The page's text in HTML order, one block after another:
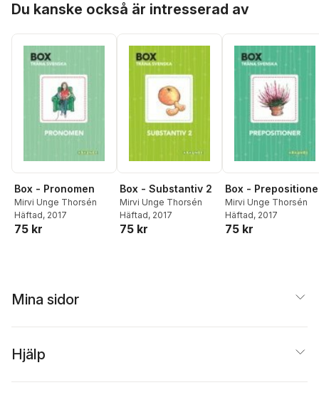
Du kanske också är intresserad av
Box - Pronomen
Mirvi Unge Thorsén
Häftad, 2017
75 kr
Box - Substantiv 2
Mirvi Unge Thorsén
Häftad, 2017
75 kr
Box -
Mirvi Unge Thorsén
Häftad, 2017
75 kr
Mina sidor
Hjälp